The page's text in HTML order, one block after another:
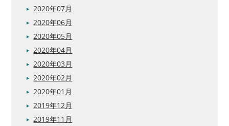
2020年07月
2020年06月
2020年05月
2020年04月
2020年03月
2020年02月
2020年01月
2019年12月
2019年11月